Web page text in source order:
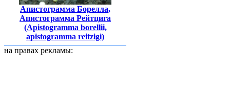
Апистограмма Борелла,
Апистограмма Рейтцига
(Apistogramma borellii,
аpistogramma reitzigi)
на правах рекламы: